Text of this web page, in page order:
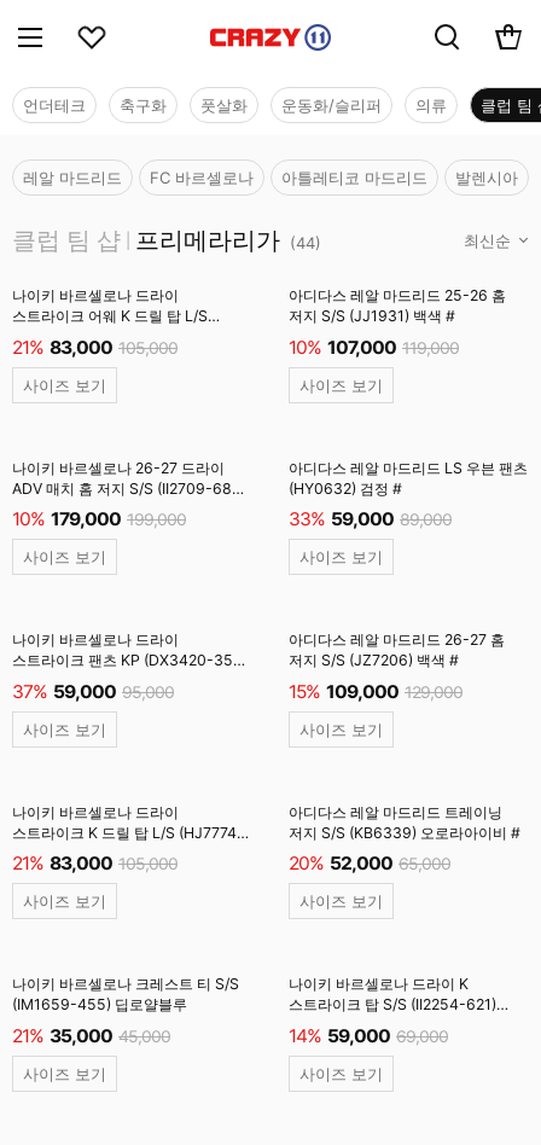
언더테크 축구화 풋살화 운동화/슬리퍼 의류 클럽 팀
레알 마드리드 FC 바르셀로나 아틀레티코 마드리드 발렌시아
클럽 팀 샵 프리메라리가 (44)
나이키 바르셀로나 드라이
스트라이크 어웨 K 드릴 탑 L/S
(IQ1309-505) 필드퍼플 #
21% 83,000 105,000
사이즈 보기
아디다스 레알 마드리드 25-26 홈
저지 S/S (JJ1931) 백색 #
10% 107,000 119,000
사이즈 보기
나이키 바르셀로나 26-27 드라이
ADV 매치 홈 저지 S/S (II2709-683)
딥버건디 #
10% 179,000 199,000
사이즈 보기
아디다스 레알 마드리드 LS 우븐 팬츠
(HY0632) 검정 #
33% 59,000 89,000
사이즈 보기
나이키 바르셀로나 드라이
스트라이크 팬츠 KP (DX3420-357)
세쿼이어 #
37% 59,000 95,000
사이즈 보기
아디다스 레알 마드리드 26-27 홈
저지 S/S (JZ7206) 백색 #
15% 109,000 129,000
사이즈 보기
나이키 바르셀로나 드라이
스트라이크 K 드릴 탑 L/S (HJ7774-
552) 비비드퍼플 #
21% 83,000 105,000
사이즈 보기
아디다스 레알 마드리드 트레이닝
저지 S/S (KB6339) 오로라아이비 #
20% 52,000 65,000
사이즈 보기
나이키 바르셀로나 크레스트 티 S/S
(IM1659-455) 딥로얄블루
21% 35,000 45,000
사이즈 보기
나이키 바르셀로나 드라이 K
스트라이크 탑 S/S (II2254-621)
노블레드 #
14% 59,000 69,000
사이즈 보기